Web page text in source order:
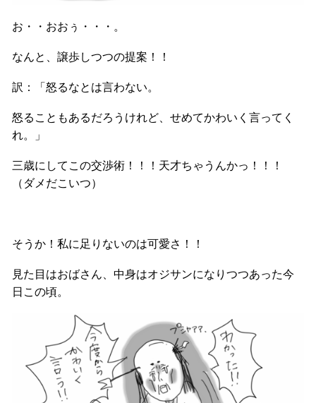
お・・おおぅ・・・。
なんと、譲歩しつつの提案！！
訳：「怒るなとは言わない。
怒ることもあるだろうけれど、せめてかわいく言ってく
れ。」
三歳にしてこの交渉術！！！天才ちゃうんかっ！！！
（ダメだこいつ）
そうか！私に足りないのは可愛さ！！
見た目はおばさん、中身はオジサンになりつつあった今
日この頃。